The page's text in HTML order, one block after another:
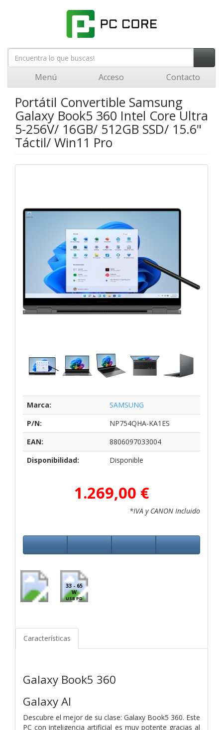
Menú Acceso Contacto
Portátil Convertible Samsung
Galaxy Book5 360 Intel Core Ultra
5-256V/ 16GB/ 512GB SSD/ 15.6"
Táctil/ Win11 Pro
Marca:
SAMSUNG
P/N:
NP754QHA-KA1ES
EAN:
8806097033004
Disponibilidad:
Disponible
1.269,00 €
*IVA y CANON Incluido
33 - 65
W
USB PD
Características
Galaxy Book5 360
Galaxy AI
Descubre el mejor de su clase: Galaxy Book5 360. Este
PC con inteligencia artificial es muy potente gracias al